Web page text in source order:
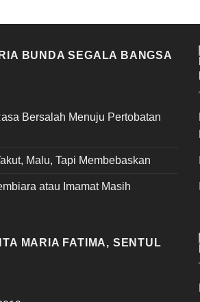
BUNDA SEGALA BANGSA
Bersalah Menuju Pertobatan
Malu, Tapi Membebaskan
atau Imamat Masih
MARIA FATIMA, SENTUL